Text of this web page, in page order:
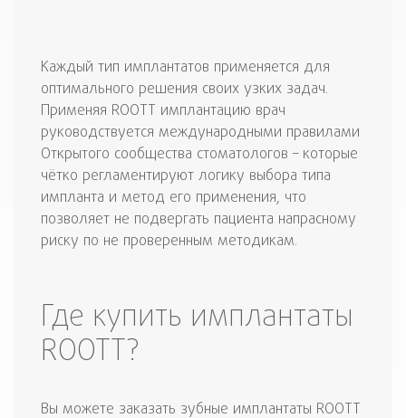
Каждый тип имплантатов применяется для
оптимального решения своих узких задач.
Применяя ROOTT имплантацию врач
руководствуется международными правилами
Открытого сообщества стоматологов – которые
чётко регламентируют логику выбора типа
импланта и метод его применения, что
позволяет не подвергать пациента напрасному
риску по не проверенным методикам.
Где купить имплантаты
ROOTT?
Вы можете заказать зубные имплантаты ROOTT